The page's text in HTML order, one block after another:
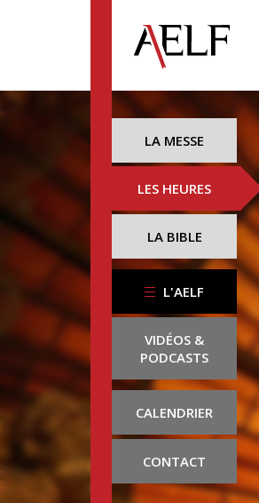
LA MESSE
LES HEURES
LA BIBLE
L'AELF
VIDÉOS &
PODCASTS
CALENDRIER
CONTACT